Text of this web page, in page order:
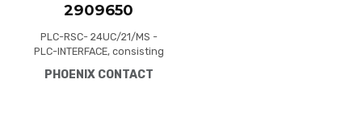
2909650
PLC-RSC- 24UC/21/MS -
PLC-INTERFACE, consisting
terminal block with screw
PHOENIX CONTACT